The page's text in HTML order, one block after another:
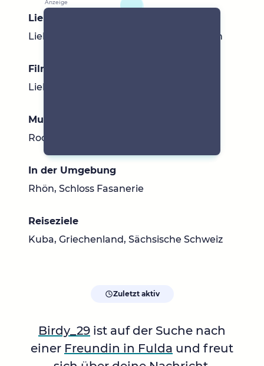
Lieblingsbücher
Liebesromane, z.B. Dem Horizont so nah
Filme & Serien
Liebeskomödie, Action,Thriller, Horror
Musik
Rock,Pop,Elektro,House, Latino Pop
In der Umgebung
Rhön, Schloss Fasanerie
Reiseziele
Kuba, Griechenland, Sächsische Schweiz
Zuletzt aktiv
Birdy_29 ist auf der Suche nach
einer Freundin in Fulda und freut